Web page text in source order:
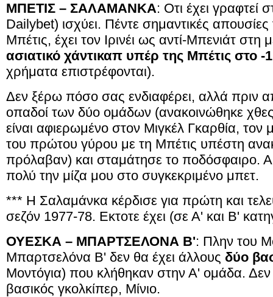
ΜΠΕΤΙΣ – ΣΑΛΑΜΑΝΚΑ: Οτι έχει
Dailybet) ισχύει. Πέντε σημαντικές
Μπέτις, έχει τον Ιρινέι ως αντί-Μπενιάτ
ασιατικό χάντικαπ υπέρ της Μπέτις στο -1
χρήματα επιστρέφονται).
Δεν ξέρω πόσο σας ενδιαφέρει, αλλά πριν
οπαδοί των δύο ομάδων (ανακοινώθηκε
είναι αφιερωμένο στον Μιγκέλ Γκαρθία,
του πρώτου γύρου με τη Μπέτις υπέστη
πρόλαβαν) και σταμάτησε το ποδόσφαιρο.
πολύ την μίζα μου στο συγκεκριμένο μπετ.
*** Η Σαλαμάνκα κέρδισε για πρώτη και
σεζόν 1977-78. Εκτοτε έχει (σε Α' και Β'
ΟΥΕΣΚΑ – ΜΠΑΡΤΣΕΛΟΝΑ Β': Πλην του
Μπαρτσελόνα Β' δεν θα έχει άλλους δύο
Μοντόγια) που κλήθηκαν στην Α' ομάδα. Δεν
βασικός γκολκίπερ, Μίνιο.